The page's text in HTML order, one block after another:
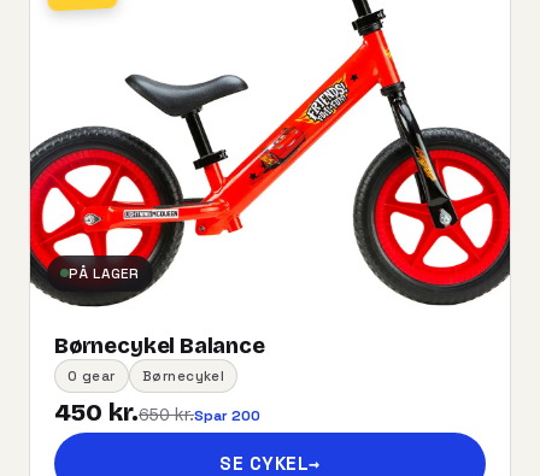
PÅ LAGER
Børnecykel Balance
0 gear Børnecykel
450 kr.650 kr.Spar 200
SE CYKEL→